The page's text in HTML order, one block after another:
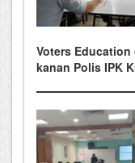
Voters Education
kanan Polis IPK